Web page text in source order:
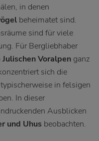
in denen
beheimatet sind.
sind für viele
Für Bergliebhaber
Voralpen ganz
sich die
in felsigen
In dieser
Ausblicken
und Uhus beobachten.